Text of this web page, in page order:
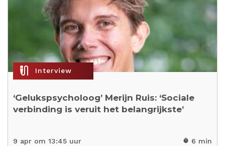
mic_external_on Interview
‘Gelukspsycholoog’ Merijn Ruis: ‘Sociale
verbinding is veruit het belangrijkste’
9 apr om 13:45 uur timer 6 min